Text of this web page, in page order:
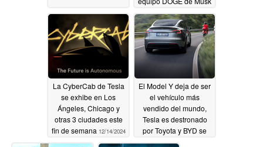
se prepara para
abandonar las normas
de seguridad federales
12/14/2024
La CyberCab de Tesla
se exhibe en Los
Ángeles, Chicago y
otras 3 ciudades este
fin de semana 12/14/2024
El Model Y deja de ser
el vehículo más
vendido del mundo,
Tesla es destronado
por Toyota y BYD se
anota la mayor subida